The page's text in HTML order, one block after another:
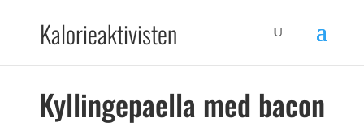
Kalorieaktivisten
Kyllingepaella med bacon